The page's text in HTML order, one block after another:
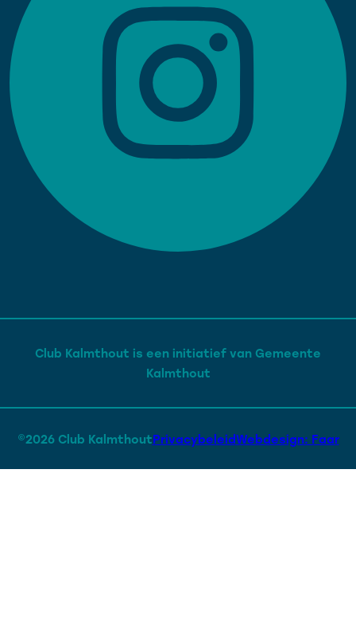
Club Kalmthout is een initiatief van Gemeente
Kalmthout
©2026 Club KalmthoutPrivacybeleidWebdesign: Faar